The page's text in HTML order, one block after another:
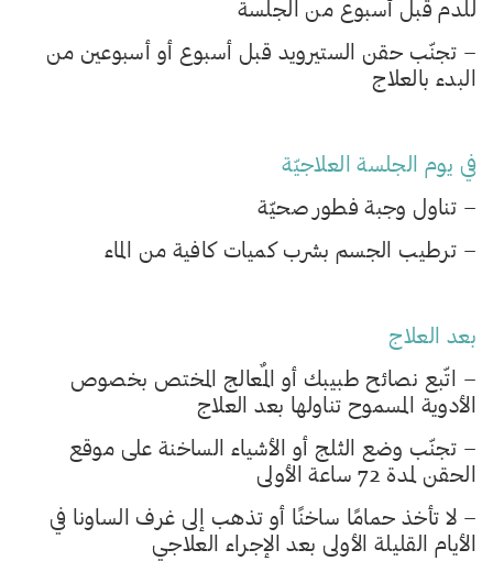
للدم قبل أسبوع من الجلسة
– تجنّب حقن الستيرويد قبل أسبوع أو أسبوعين من
البدء بالعلاج
في يوم الجلسة العلاجيّة
– تناول وجبة فطور صحيّة
– ترطيب الجسم بشرب كميات كافية من الماء
بعد العلاج
– اتّبع نصائح طبيبك أو المٌعالج المختص بخصوص
الأدوية المسموح تناولها بعد العلاج
– تجنّب وضع الثلج أو الأشياء الساخنة على موقع
الحقن لمدة 72 ساعة الأولى
– لا تأخذ حمامًا ساخنًا أو تذهب إلى غرف الساونا في
الأيام القليلة الأولى بعد الإجراء العلاجي